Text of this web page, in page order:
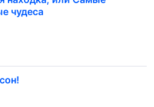
чудеса